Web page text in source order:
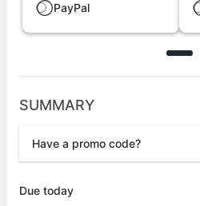
PayPal
SUMMARY
Have a promo code?
Due today